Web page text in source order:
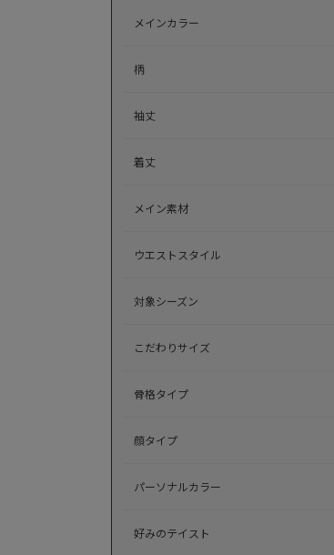
メインカラー
柄
袖丈
着丈
メイン素材
ウエストスタイル
対象シーズン
こだわりサイズ
骨格タイプ
顔タイプ
パーソナルカラー
好みのテイスト